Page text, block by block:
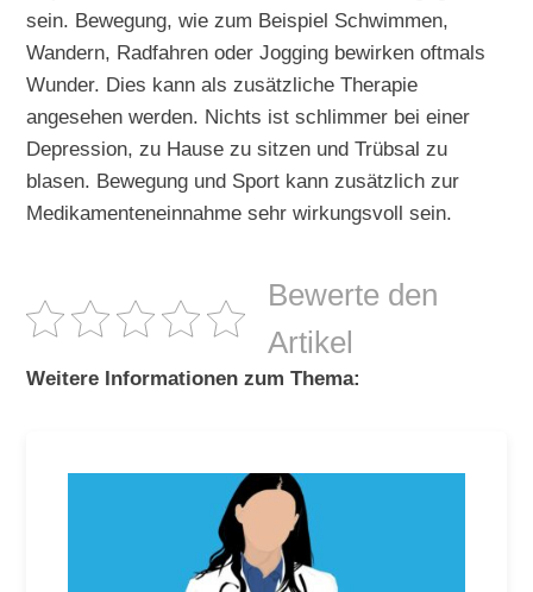
sein. Bewegung, wie zum Beispiel Schwimmen,
Wandern, Radfahren oder Jogging bewirken oftmals
Wunder. Dies kann als zusätzliche Therapie
angesehen werden. Nichts ist schlimmer bei einer
Depression, zu Hause zu sitzen und Trübsal zu
blasen. Bewegung und Sport kann zusätzlich zur
Medikamenteneinnahme sehr wirkungsvoll sein.
Bewerte den
Artikel
Weitere Informationen zum Thema: